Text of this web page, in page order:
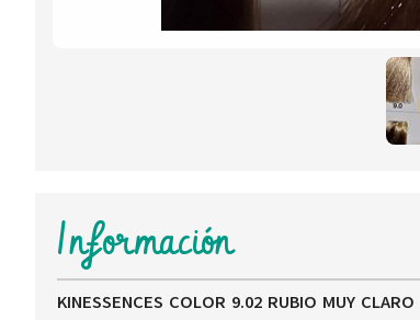
Información
KINESSENCES COLOR 9.02 RUBIO MUY